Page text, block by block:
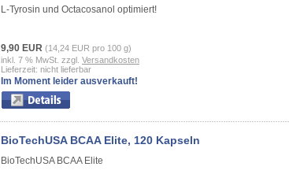
L-Tyrosin und Octacosanol optimiert!
9,90 EUR (14,24 EUR pro 100 g)
inkl. 7 % MwSt. zzgl. Versandkosten
Lieferzeit: nicht lieferbar
Im Moment leider ausverkauft!
BioTechUSA BCAA Elite, 120 Kapseln
BioTechUSA BCAA Elite